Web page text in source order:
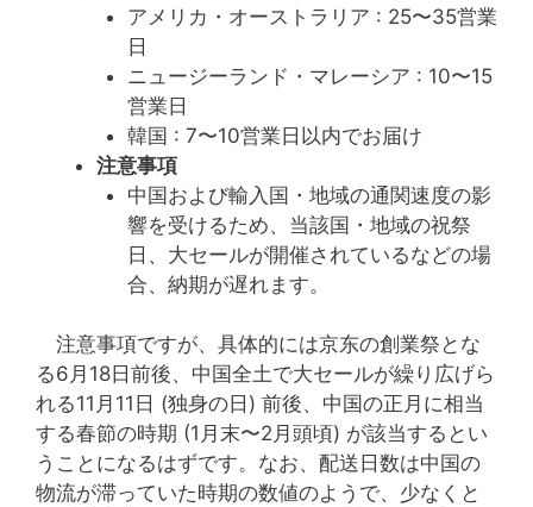
アメリカ・オーストラリア : 25〜35営業
日
ニュージーランド・マレーシア : 10〜15
営業日
韓国 : 7〜10営業日以内でお届け
注意事項
中国および輸入国・地域の通関速度の影
響を受けるため、当該国・地域の祝祭
日、大セールが開催されているなどの場
合、納期が遅れます。
注意事項ですが、具体的には京东の創業祭とな
る6月18日前後、中国全土で大セールが繰り広げら
れる11月11日 (独身の日) 前後、中国の正月に相当
する春節の時期 (1月末〜2月頭頃) が該当するとい
うことになるはずです。なお、配送日数は中国の
物流が滞っていた時期の数値のようで、少なくと